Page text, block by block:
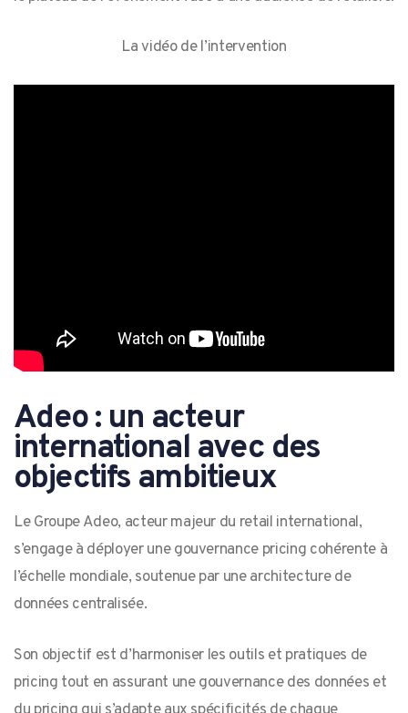
La vidéo de l’intervention
Adeo : un acteur
international avec des
objectifs ambitieux
Le Groupe Adeo, acteur majeur du retail international,
s’engage à déployer une gouvernance pricing cohérente à
l’échelle mondiale, soutenue par une architecture de
données centralisée.
Son objectif est d’harmoniser les outils et pratiques de
pricing tout en assurant une gouvernance des données et